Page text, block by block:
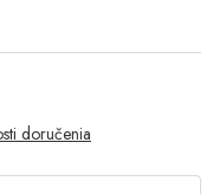
doručenia